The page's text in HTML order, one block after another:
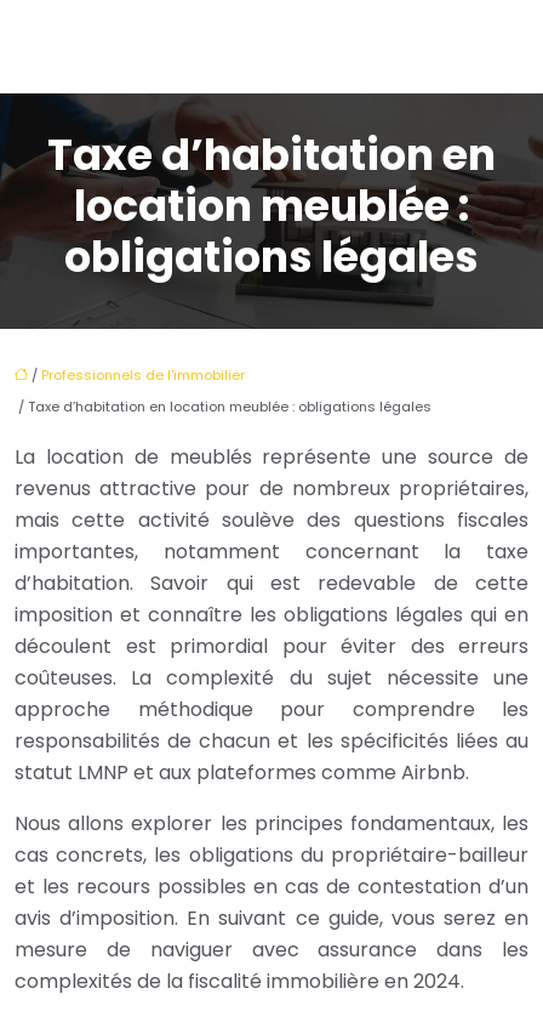
Taxe d’habitation en
location meublée :
obligations légales
/ Professionnels de l'immobilier
/ Taxe d’habitation en location meublée : obligations légales
La location de meublés représente une source de
revenus attractive pour de nombreux propriétaires,
mais cette activité soulève des questions fiscales
importantes, notamment concernant la taxe
d’habitation. Savoir qui est redevable de cette
imposition et connaître les obligations légales qui en
découlent est primordial pour éviter des erreurs
coûteuses. La complexité du sujet nécessite une
approche méthodique pour comprendre les
responsabilités de chacun et les spécificités liées au
statut LMNP et aux plateformes comme Airbnb.
Nous allons explorer les principes fondamentaux, les
cas concrets, les obligations du propriétaire-bailleur
et les recours possibles en cas de contestation d’un
avis d’imposition. En suivant ce guide, vous serez en
mesure de naviguer avec assurance dans les
complexités de la fiscalité immobilière en 2024.